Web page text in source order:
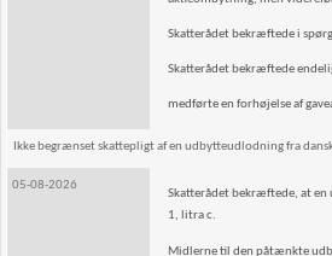
Skatterådet bekræftede i
Skatterådet bekræftede
medførte en forhøjelse af
Ikke begrænset skattepligt af en udbytteudlodning fra
05-08-2026
Skatterådet bekræftede, at en
1, litra c.
Midlerne til den påtænkte